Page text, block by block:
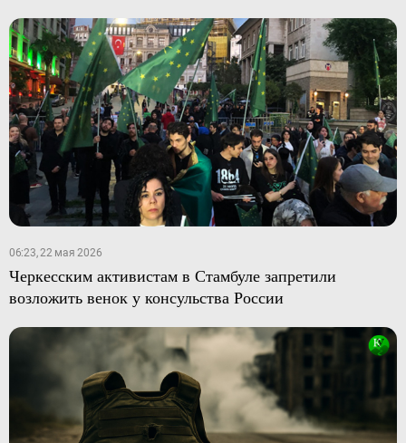
06:23, 22 мая 2026
Черкесским активистам в Стамбуле запретили
возложить венок у консульства России